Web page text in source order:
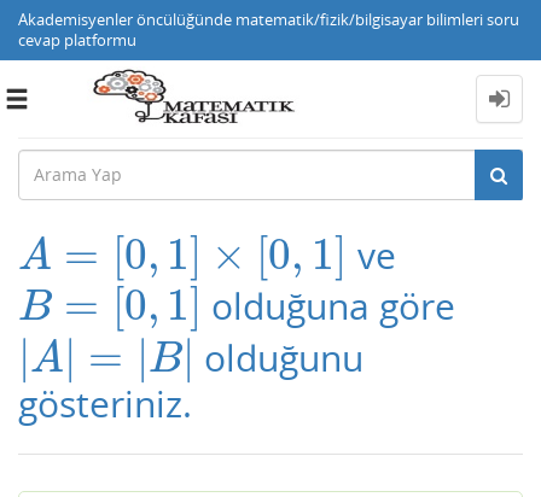
Akademisyenler öncülüğünde matematik/fizik/bilgisayar bilimleri soru
cevap platformu
Toggle
A = [0, 1] × [0, 1]
A= [0, ]×[ 0 ] ve
B = [0, 1]
B= [0, ] olduğuna göre
A = B|
|A| =| |
olduğunu
gösteriniz.